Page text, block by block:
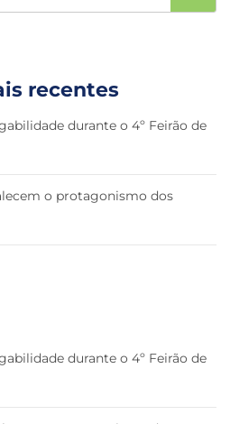
recentes
durante o 4º Feirão de
o protagonismo dos
durante o 4º Feirão de